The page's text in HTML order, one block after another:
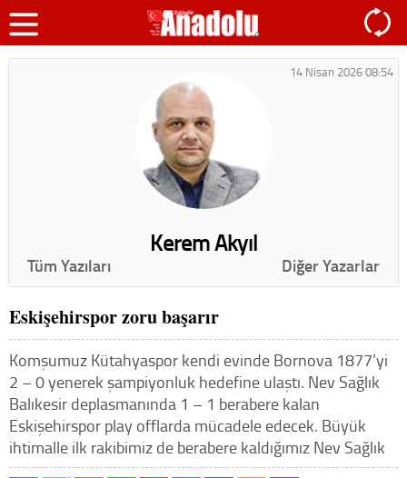
14 Nisan 2026 08:54
Kerem Akyıl
Tüm Yazıları Diğer Yazarlar
Eskişehirspor zoru başarır
Komşumuz Kütahyaspor kendi evinde Bornova 1877’yi
2 – 0 yenerek şampiyonluk hedefine ulaştı. Nev Sağlık
Balıkesir deplasmanında 1 – 1 berabere kalan
Eskişehirspor play offlarda mücadele edecek. Büyük
ihtimalle ilk rakibimiz de berabere kaldığımız Nev Sağlık